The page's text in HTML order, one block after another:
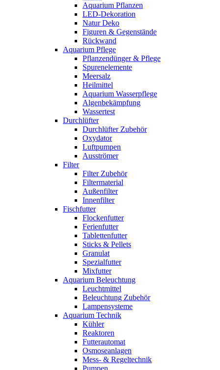
Aquarium Pflanzen
LED-Dekoration
Natur Deko
Figuren & Gegenstände
Rückwand
Aquarium Pflege
Pflanzendünger & Pflege
Spurenelemente
Meersalz
Heilmittel
Aquarium Wasserpflege
Algenbekämpfung
Wassertest
Durchlüfter
Durchlüfter Zubehör
Oxydator
Luftpumpen
Ausströmer
Filter
Filter Zubehör
Filtermaterial
Außenfilter
Innenfilter
Fischfutter
Flockenfutter
Ferienfutter
Tablettenfutter
Sticks & Pellets
Granulat
Spezialfutter
Mixfutter
Aquarium Beleuchtung
Leuchtmittel
Beleuchtung Zubehör
Lampensysteme
Aquarium Technik
Kühler
Reaktoren
Futterautomat
Osmoseanlagen
Mess- & Regeltechnik
Pumpen